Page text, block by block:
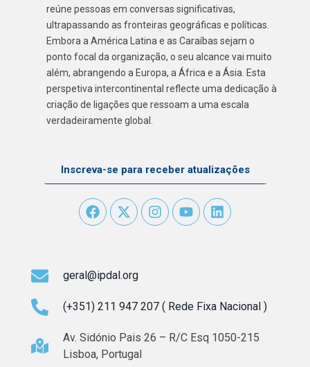
reúne pessoas em conversas significativas,
ultrapassando as fronteiras geográficas e políticas.
Embora a América Latina e as Caraíbas sejam o
ponto focal da organização, o seu alcance vai muito
além, abrangendo a Europa, a África e a Ásia. Esta
perspetiva intercontinental reflecte uma dedicação à
criação de ligações que ressoam a uma escala
verdadeiramente global.
Inscreva-se para receber atualizações
geral@ipdal.org
(+351) 211 947 207 ( Rede Fixa Nacional )
Av. Sidónio Pais 26 – R/C Esq 1050-215
Lisboa, Portugal